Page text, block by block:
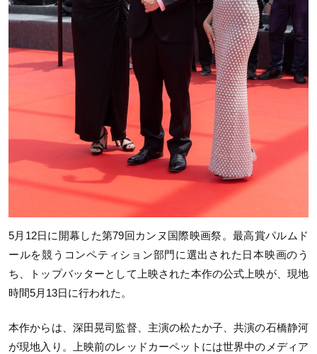
5月12日に開幕した第79回カンヌ国際映画祭。最高賞パルムド
ールを競うコンペティション部門に選出された日本映画のう
ち、トップバッターとして上映された本作の公式上映が、現地
時間5月13日に行われた。
本作からは、深田晃司監督、主演の松たか子、共演の石橋静河
が現地入り。上映前のレッドカーペットには世界中のメディア